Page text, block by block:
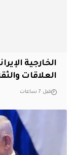
الخارجية
العلاقات
قبل 7 ساعات